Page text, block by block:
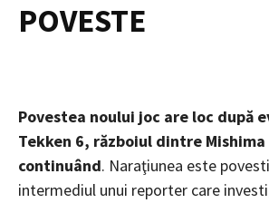
POVESTE
Povestea noului joc are loc după
Tekken 6, războiul dintre Mishima
continuând. Naraţiunea este
intermediul unui reporter care